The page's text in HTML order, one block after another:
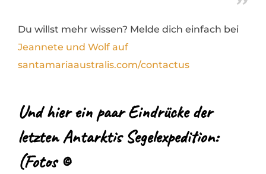
Du willst mehr wissen? Melde dich einfach bei
Jeannete und Wolf auf
santamariaaustralis.com/contactus
Und hier ein paar Eindrücke der
letzten Antarktis Segelexpedition:
(Fotos ©